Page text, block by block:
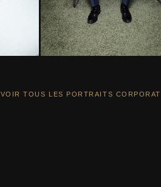
VOIR TOUS LES PORTRAITS